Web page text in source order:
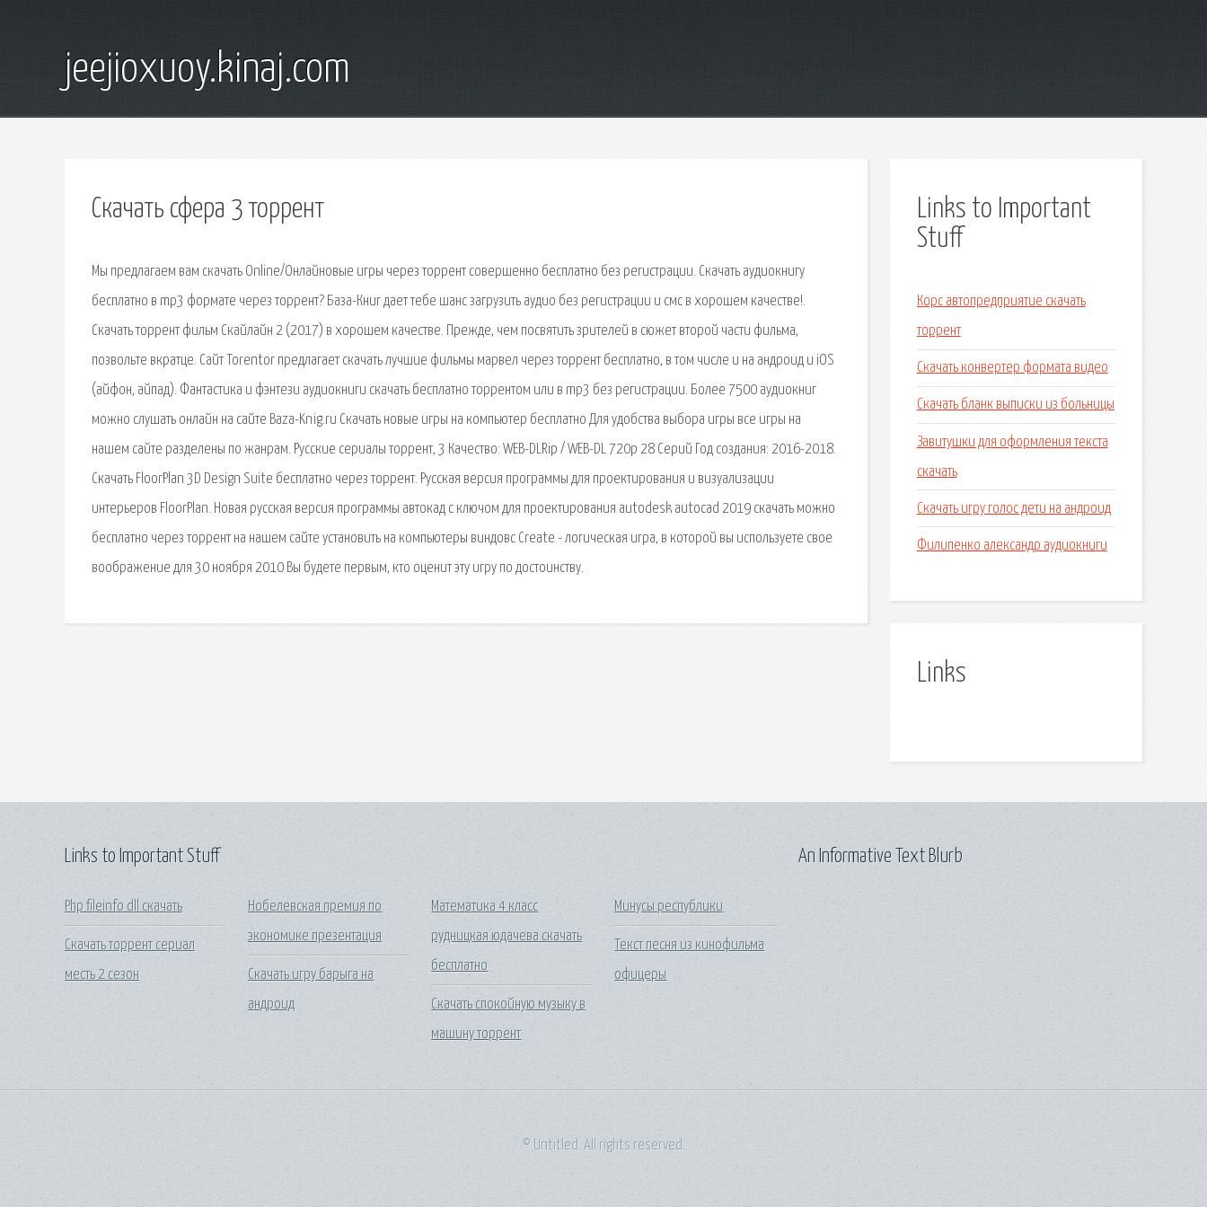
jeejioxuoy.kinaj.com
Скачать сфера 3 торрент
Мы предлагаем вам скачать Online/Онлайновые игры через торрент совершенно бесплатно без регистрации. Скачать аудиокнигу
бесплатно в mp3 формате через торрент? База-Книг дает тебе шанс загрузить аудио без регистрации и смс в хорошем качестве!.
Скачать торрент фильм Скайлайн 2 (2017) в хорошем качестве. Прежде, чем посвятить зрителей в сюжет второй части фильма,
позвольте вкратце. Сайт Torentor предлагает скачать лучшие фильмы марвел через торрент бесплатно, в том числе и на андроид и iOS
(айфон, айпад). Фантастика и фэнтези аудиокниги скачать бесплатно торрентом или в mp3 без регистрации. Более 7500 аудиокниг
можно слушать онлайн на сайте Baza-Knig.ru Скачать новые игры на компьютер бесплатно Для удобства выбора игры все игры на
нашем сайте разделены по жанрам. Русские сериалы торрент, 3 Качество: WEB-DLRip / WEB-DL 720p 28 Серий Год создания: 2016-2018.
Скачать FloorPlan 3D Design Suite бесплатно через торрент. Русская версия программы для проектирования и визуализации
интерьеров FloorPlan. Новая русская версия программы автокад с ключом для проектирования autodesk autocad 2019 скачать можно
бесплатно через торрент на нашем сайте установить на компьютеры виндовс Create - логическая игра, в которой вы используете свое
воображение для 30 ноября 2010 Вы будете первым, кто оценит эту игру по достоинству.
Links to Important
Stuff
Корс автопредприятие скачать
торрент
Скачать конвертер формата видео
Скачать бланк выписки из больницы
Завитушки для оформления текста
скачать
Скачать игру голос дети на андроид
Филипенко александр аудиокниги
Links
Links to Important Stuff
Php fileinfo dll скачать
Скачать торрент сериал
месть 2 сезон
Нобелевская премия по
экономике презентация
Скачать игру барыга на
андроид
Математика 4 класс
рудницкая юдачева скачать
бесплатно
Скачать спокойную музыку в
машину торрент
Минусы республики
Текст песня из кинофильма
офицеры
An Informative Text Blurb
© Untitled. All rights reserved.